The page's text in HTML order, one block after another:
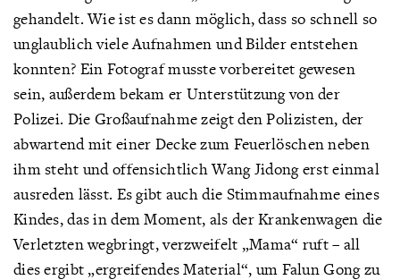
gehandelt. Wie ist es dann möglich, dass so schnell so
unglaublich viele Aufnahmen und Bilder entstehen
konnten? Ein Fotograf musste vorbereitet gewesen
sein, außerdem bekam er Unterstützung von der
Polizei. Die Großaufnahme zeigt den Polizisten, der
abwartend mit einer Decke zum Feuerlöschen neben
ihm steht und offensichtlich Wang Jidong erst einmal
ausreden lässt. Es gibt auch die Stimmaufnahme eines
Kindes, das in dem Moment, als der Krankenwagen die
Verletzten wegbringt, verzweifelt „Mama“ ruft – all
dies ergibt „ergreifendes Material“, um Falun Gong zu